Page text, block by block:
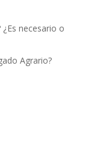
necesario o
Agrario?